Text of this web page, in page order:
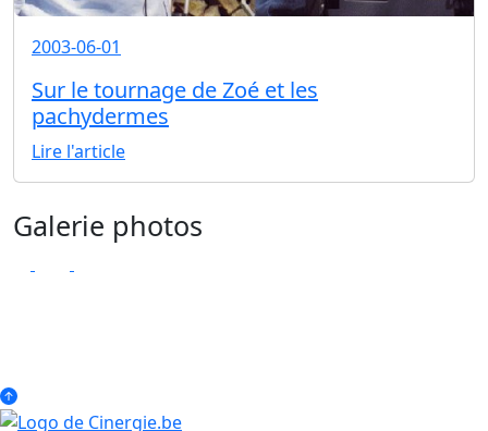
2003-06-01
Sur le tournage de Zoé et les
pachydermes
Lire l'article
Galerie photos